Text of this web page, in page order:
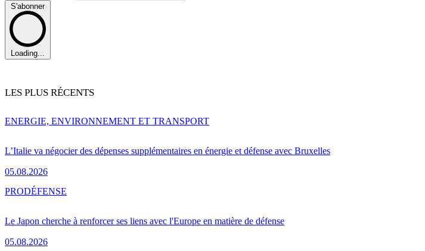
S'abonner
Loading...
LES PLUS RÉCENTS
L’Italie va négocier des dépenses supplémentaires en énergie et défense avec Bruxelles
05.08.2026
ENERGIE, ENVIRONNEMENT ET TRANSPORT
Le Japon cherche à renforcer ses liens avec l'Europe en matière de défense
05.08.2026
PRODÉFENSE